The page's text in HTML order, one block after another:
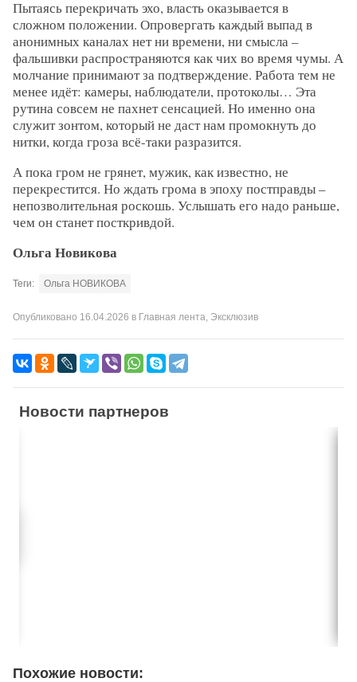
Пытаясь перекричать эхо, власть оказывается в
сложном положении. Опровергать каждый выпад в
анонимных каналах нет ни времени, ни смысла –
фальшивки распространяются как чих во время чумы. А
молчание принимают за подтверждение. Работа тем не
менее идёт: камеры, наблюдатели, протоколы… Эта
рутина совсем не пахнет сенсацией. Но именно она
служит зонтом, который не даст нам промокнуть до
нитки, когда гроза всё-таки разразится.
А пока гром не грянет, мужик, как известно, не
перекрестится. Но ждать грома в эпоху постправды –
непозволительная роскошь. Услышать его надо раньше,
чем он станет посткривдой.
Ольга Новикова
Теги: Ольга НОВИКОВА
Опубликовано 16.04.2026 в Главная лента Эксклюзив
Новости партнеров
Похожие новости: